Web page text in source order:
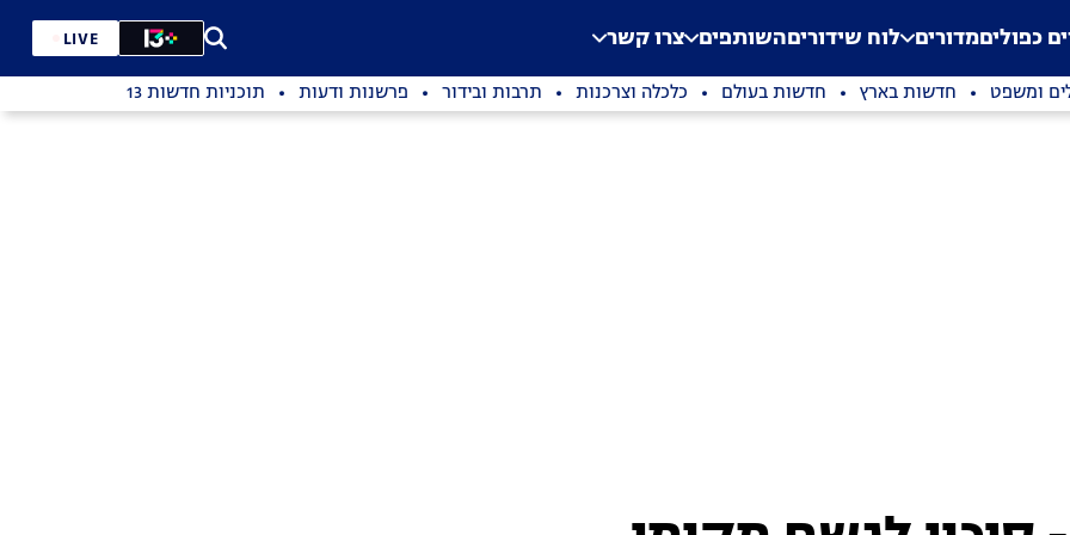
Application error: a
. כפוליםמדורים לוח שידוריםהשותפים צרו קשר LIVE
ומשפט חדשות בארץ חדשות בעולם כלכלה וצרכנות תרבות ובידור פרשנות ודעות תוכניות חדשות 13